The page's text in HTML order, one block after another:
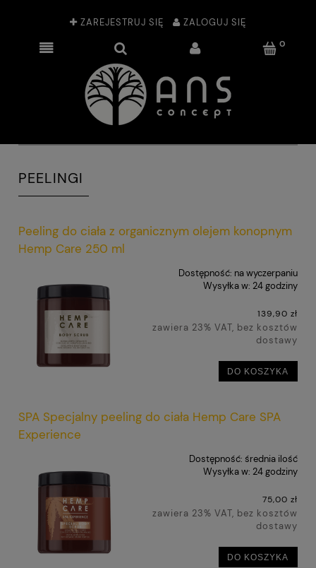
ZAREJESTRUJ SIĘ ZALOGUJ SIĘ
PEELINGI
Peeling do ciała z organicznym olejem konopnym
Hemp Care 250 ml
Dostępność: na wyczerpaniu
Wysyłka w: 24 godziny
139,90 zł
zawiera 23% VAT, bez kosztów
dostawy
DO KOSZYKA
SPA Specjalny peeling do ciała Hemp Care SPA
Experience
Dostępność: średnia ilość
Wysyłka w: 24 godziny
75,00 zł
zawiera 23% VAT, bez kosztów
dostawy
DO KOSZYKA